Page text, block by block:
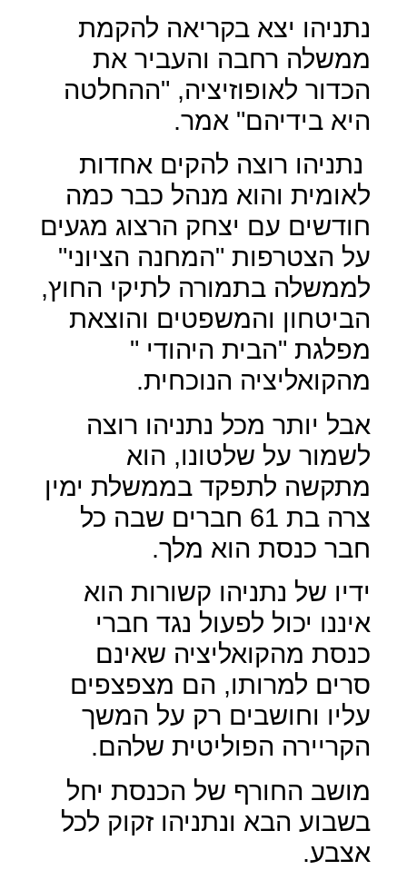
נתניהו יצא בקריאה להקמת
ממשלה רחבה והעביר את
הכדור לאופוזיציה, "ההחלטה
היא בידיהם" אמר.
נתניהו רוצה להקים אחדות
לאומית והוא מנהל כבר כמה
חודשים עם יצחק הרצוג מגעים
על הצטרפות "המחנה הציוני"
לממשלה בתמורה לתיקי החוץ,
הביטחון והמשפטים והוצאת
מפלגת "הבית היהודי "
מהקואליציה הנוכחית.
אבל יותר מכל נתניהו רוצה
לשמור על שלטונו, הוא
מתקשה לתפקד בממשלת ימין
צרה בת 61 חברים שבה כל
חבר כנסת הוא מלך.
ידיו של נתניהו קשורות הוא
איננו יכול לפעול נגד חברי
כנסת מהקואליציה שאינם
סרים למרותו, הם מצפצפים
עליו וחושבים רק על המשך
הקריירה הפוליטית שלהם.
מושב החורף של הכנסת יחל
בשבוע הבא ונתניהו זקוק לכל
אצבע.